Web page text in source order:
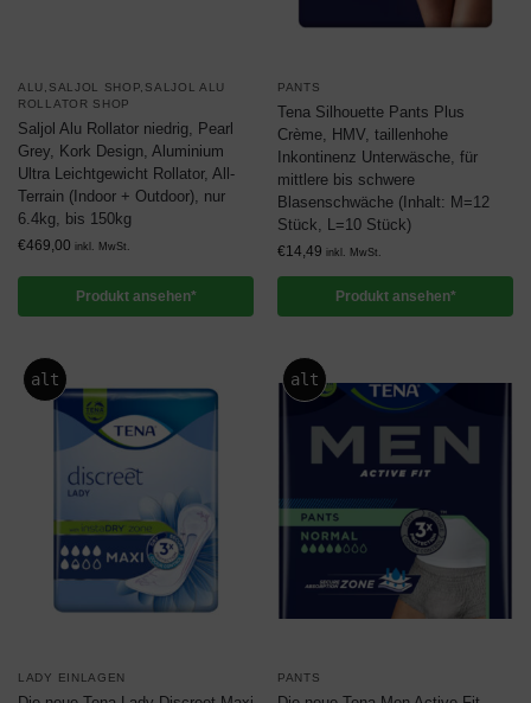
ALU,SALJOL SHOP,SALJOL ALU
ROLLATOR SHOP
Saljol Alu Rollator niedrig, Pearl
Grey, Kork Design, Aluminium
Ultra Leichtgewicht Rollator, All-
Terrain (Indoor + Outdoor), nur
6.4kg, bis 150kg
€469,00 inkl. MwSt.
Produkt ansehen*
PANTS
Tena Silhouette Pants Plus
Crème, HMV, taillenhohe
Inkontinenz Unterwäsche, für
mittlere bis schwere
Blasenschwäche (Inhalt: M=12
Stück, L=10 Stück)
€14,49 inkl. MwSt.
Produkt ansehen*
alt
LADY EINLAGEN
alt
PANTS